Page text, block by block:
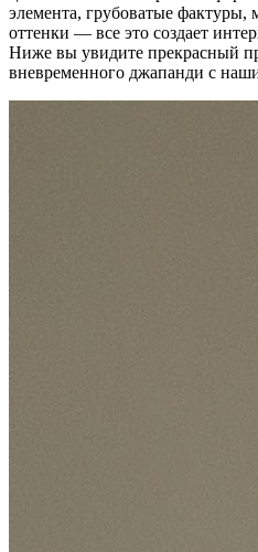
элемента, грубоватые
оттенки — все это создает
Ниже вы увидите прекрасный
вневременного джапанди с